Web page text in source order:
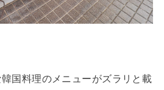
国料理のメニューがズラリと載